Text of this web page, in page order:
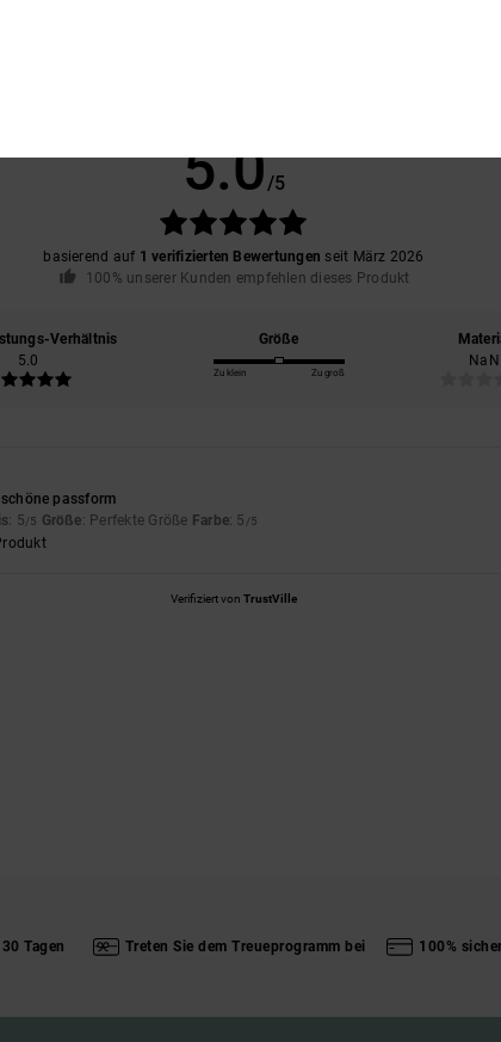
5.0/5
basierend auf 1 verifizierten Bewertungen seit März 2026
100% unserer Kunden empfehlen dieses Produkt
Verhältnis
5.0
Größe
Zu klein Zu groß
NaN
passform
: 5/5 Größe: Perfekte Größe Farbe: 5 /5
Verifiziert von TrustVille
Tagen Treten Sie dem Treueprogramm bei 100%